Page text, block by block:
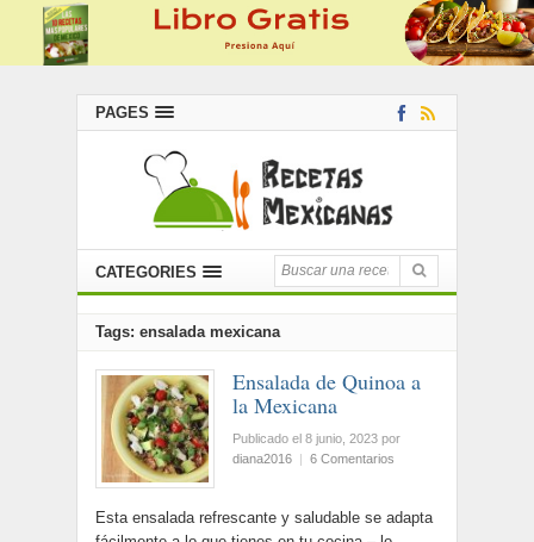
PAGES
CATEGORIES
Tags: ensalada mexicana
Ensalada de Quinoa a
la Mexicana
Publicado el 8 junio, 2023 por
diana2016 | 6 Comentarios
Esta ensalada refrescante y saludable se adapta